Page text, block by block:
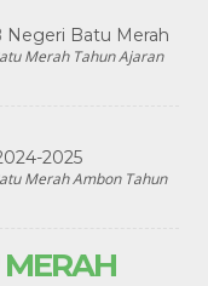
Negeri Batu Merah
Merah Tahun Ajaran
2025
Merah Ambon Tahun